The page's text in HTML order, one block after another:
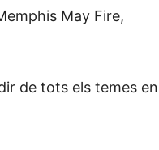
May Fire,
de tots els temes en